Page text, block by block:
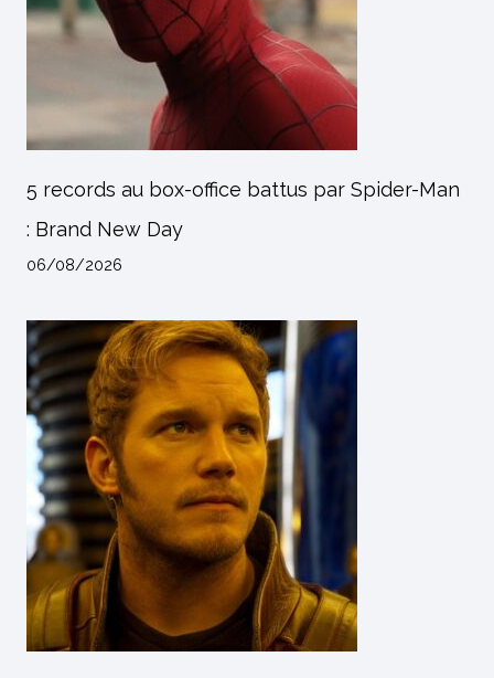
5 records au box-office battus par Spider-Man
: Brand New Day
06/08/2026